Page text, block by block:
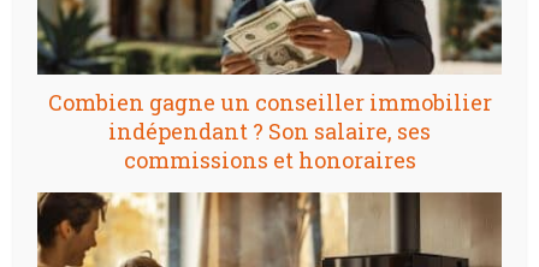
Combien gagne un conseiller immobilier
indépendant ? Son salaire, ses
commissions et honoraires